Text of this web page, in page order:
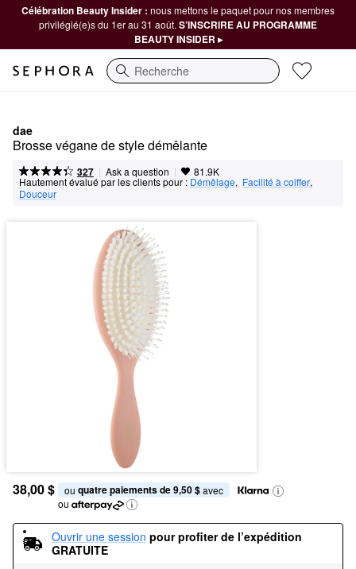
Célébration Beauty Insider : nous mettons le paquet pour nos membres
privilégié(e)s du 1er au 31 août. S’INSCRIRE AU PROGRAMME
BEAUTY INSIDER ▸
Recherche
dae
Brosse végane de style démêlante
327 | Ask a question | 81.9K
Hautement évalué par les clients pour : Démêlage, Facilité à coiffer,
Douceur
38,00 $ ou quatre paiements de 9,50 $ avec
ou
Ouvrir une session pour profiter de l’expédition
GRATUITE